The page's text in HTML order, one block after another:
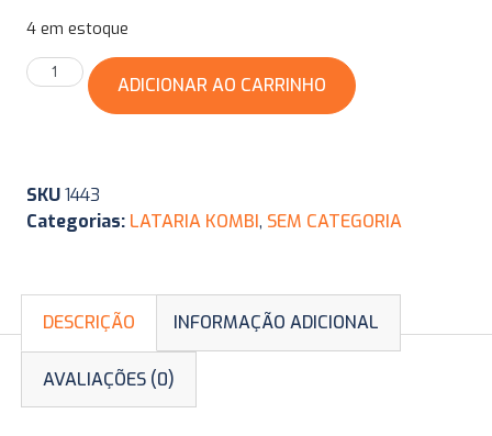
4 em estoque
ADICIONAR AO CARRINHO
SKU1443
Categorias: LATARIA KOMBI, SEM CATEGORIA
DESCRIÇÃO INFORMAÇÃO ADICIONAL
AVALIAÇÕES (0)